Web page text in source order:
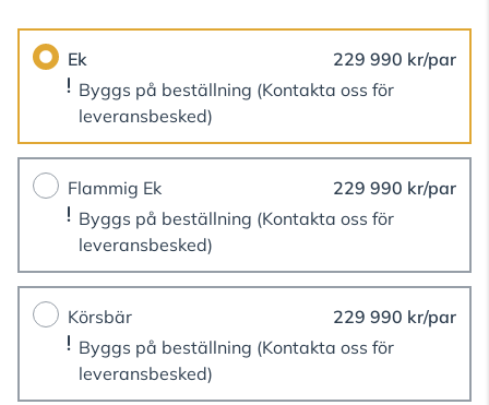
Ek
229 990 kr/par
Byggs på beställning (Kontakta oss för
leveransbesked)
Flammig Ek
229 990 kr/par
Byggs på beställning (Kontakta oss för
leveransbesked)
Körsbär
229 990 kr/par
Byggs på beställning (Kontakta oss för
leveransbesked)